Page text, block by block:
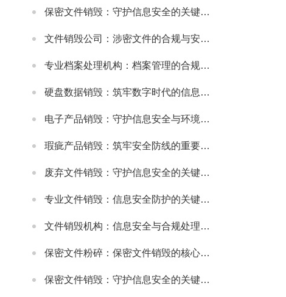
保密文件销毁：守护信息安全的关键环节
文件销毁公司：涉密文件的合规与安全销毁服务
专业档案处理机构：档案管理的合规与高效解决方案
硬盘数据销毁：筑牢数字时代的信息安全防线
电子产品销毁：守护信息安全与环境健康的重要环节
瑕疵产品销毁：筑牢安全防线的重要举措
废弃文件销毁：守护信息安全的关键防线
专业文件销毁：信息安全防护的关键环节
文件销毁机构：信息安全与合规处理的专业选择
保密文件粉碎：保密文件销毁的核心实施方式
保密文件销毁：守护信息安全的关键环节